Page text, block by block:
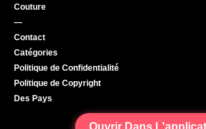
Ouvrir Dans
Couture
—
Contact
Catégories
Politique de Confidentialité
Politique de Copyright
Des Pays